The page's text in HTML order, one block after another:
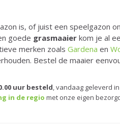
is, of juist een speelgazon
goede grasmaaier kom je al
merken zoals Gardena en
Bestel de maaier
uur besteld,vandaag geleverd
in de regio met onze eigen